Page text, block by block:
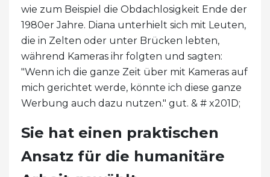
wie zum Beispiel die Obdachlosigkeit Ende der
1980er Jahre. Diana unterhielt sich mit Leuten,
die in Zelten oder unter Brücken lebten,
während Kameras ihr folgten und sagten:
"Wenn ich die ganze Zeit über mit Kameras auf
mich gerichtet werde, könnte ich diese ganze
Werbung auch dazu nutzen." gut. & # x201D;
Sie hat einen praktischen
Ansatz für die humanitäre